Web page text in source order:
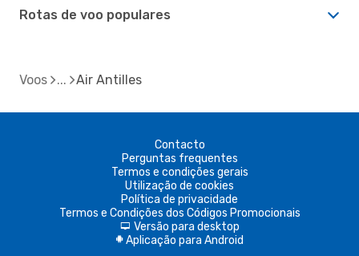
Rotas de voo populares
Voos Air Antilles
Contacto
Perguntas frequentes
Termos e condições gerais
Utilização de cookies
Política de privacidade
Termos e Condições dos Códigos Promocionais
d Versão para desktop
A Aplicação para Android